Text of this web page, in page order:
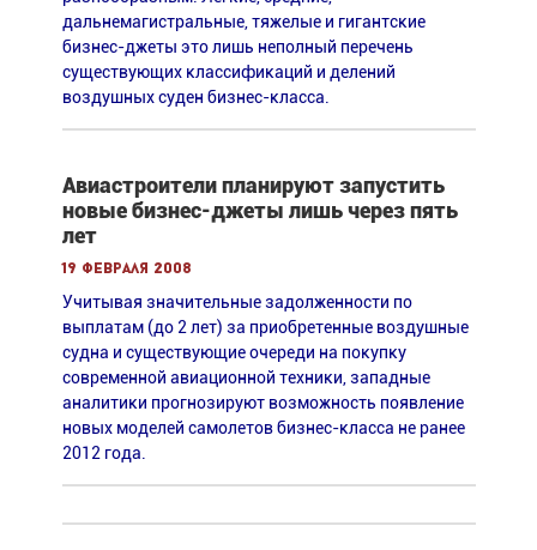
дальнемагистральные, тяжелые и гигантские
бизнес-джеты это лишь неполный перечень
существующих классификаций и делений
воздушных суден бизнес-класса.
Авиастроители планируют запустить
новые бизнес-джеты лишь через пять
лет
19 февраля 2008
Учитывая значительные задолженности по
выплатам (до 2 лет) за приобретенные воздушные
судна и существующие очереди на покупку
современной авиационной техники, западные
аналитики прогнозируют возможность появление
новых моделей самолетов бизнес-класса не ранее
2012 года.